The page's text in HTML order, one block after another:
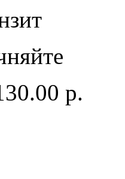
р.